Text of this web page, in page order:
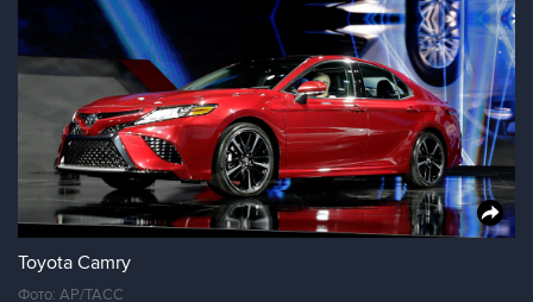
Toyota Camry
Фото: AP/ТАСС